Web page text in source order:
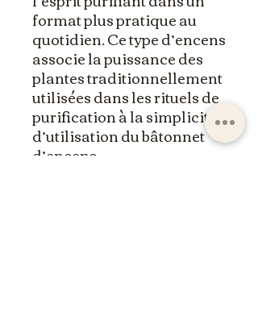
format plus pratique au
quotidien. Ce type d’encens
associe la puissance des
plantes traditionnellement
utilisées dans les rituels de
purification à la simplicité
d’utilisation du bâtonnet
d’encens.